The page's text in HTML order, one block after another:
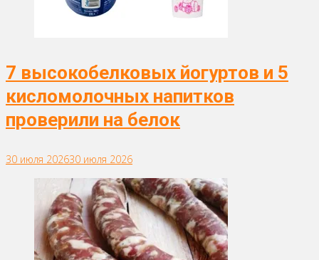
7 высокобелковых йогуртов и 5
кисломолочных напитков
проверили на белок
30 июля 202630 июля 2026